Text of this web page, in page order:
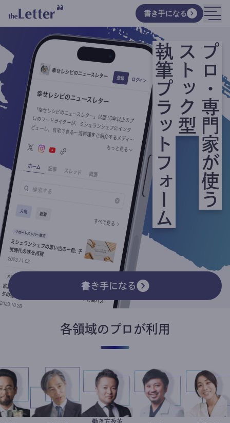
書き手になる
プロ・専門家が使う
ストック型
執筆プラットフォーム
書き手になる
各領域のプロが利用
働き方改革